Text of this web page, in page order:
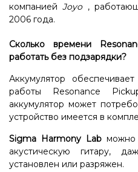
компаниейJoyo,
2006 года.
Сколько времени
работать без подзарядки?
Аккумулятор
работы Resonance
аккумулятор может
устройство имеется в
Sigma Harmony Labможно
акустическую гитару,
установлен или разряжен.